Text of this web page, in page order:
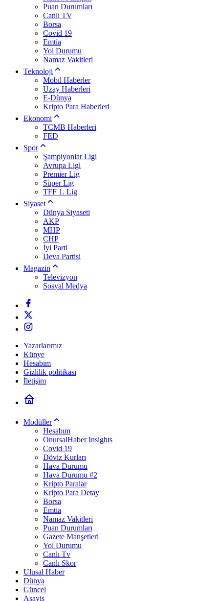
Puan Durumları
Canlı TV
Borsa
Covid 19
Emtia
Yol Durumu
Namaz Vakitleri
Teknoloji
Mobil Haberler
Uzay Haberleri
E-Dünya
Kripto Para Haberleri
Ekonomi
TCMB Haberleri
FED
Spor
Şampiyonlar Ligi
Avrupa Ligi
Premier Lig
Süper Lig
TFF 1. Lig
Siyaset
Dünya Siyaseti
AKP
MHP
CHP
İyi Parti
Deva Partisi
Magazin
Televizyon
Sosyal Medya
Yazarlarımız
Künye
Hesabım
Gizlilik politikası
İletişim
Modüller
Hesabım
OnursalHaber Insights
Covid 19
Döviz Kurları
Hava Durumu
Hava Durumu #2
Kripto Paralar
Kripto Para Detay
Borsa
Emtia
Namaz Vakitleri
Puan Durumları
Gazete Manşetleri
Yol Durumu
Canlı Tv
Canlı Skor
Ulusal Haber
Dünya
Güncel
Asayiş